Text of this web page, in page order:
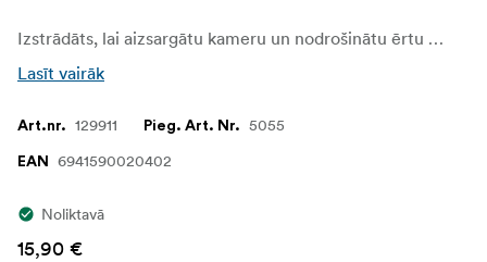
Izstrādāts, lai aizsargātu kameru un nodrošinātu ērtu un drošu kameras lietošanu fotografēšanas laikā.
Lasīt vairāk
Art.nr. 129911 Pieg. Art. Nr. 5055
EAN 6941590020402
Noliktavā
15,90 €